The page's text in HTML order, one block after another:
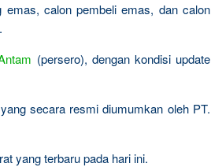
emas, calon pembeli emas, dan calon
(persero), dengan kondisi update
secara resmi diumumkan oleh PT.
yang terbaru pada hari ini.